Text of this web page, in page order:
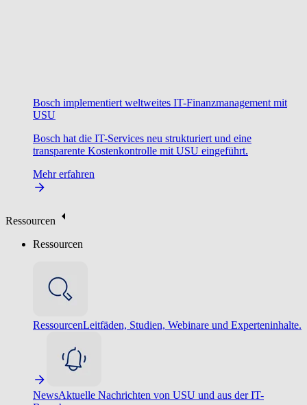
Bosch implementiert weltweites IT-Finanzmanagement mit
USU
Bosch hat die IT-Services neu strukturiert und eine
transparente Kostenkontrolle mit USU eingeführt.
Mehr erfahren
Ressourcen
Ressourcen
RessourcenLeitfäden, Studien, Webinare und Experteninhalte.
NewsAktuelle Nachrichten von USU und aus der IT-